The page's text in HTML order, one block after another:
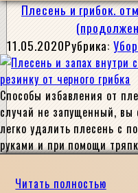
Плесень и грибок.
11.05.2020Рубрика:
Способы избавления от
случай не запущенный, вы
легко удалить плесень с
руками и при помощи
Читать полностью